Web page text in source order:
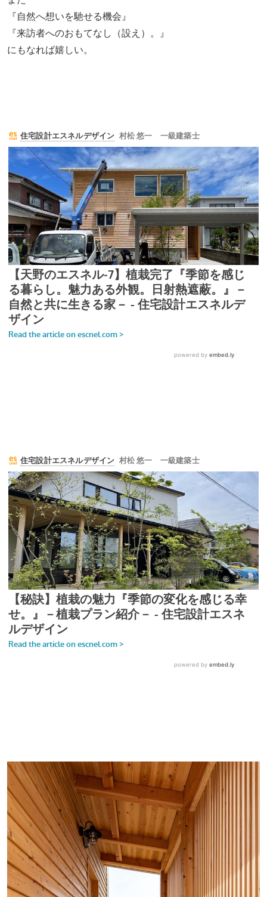
『自然へ想いを馳せる機会』
『来訪者へのおもてなし（設え）。』
にもなれば嬉しい。